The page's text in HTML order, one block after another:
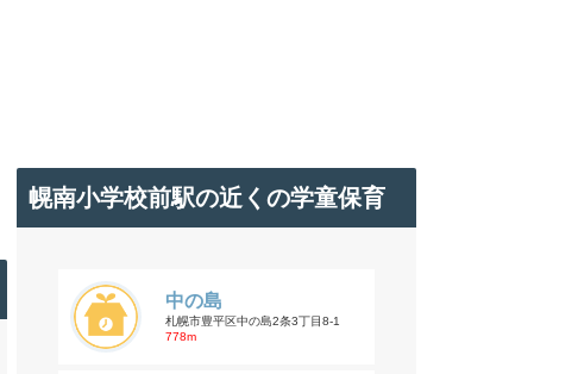
幌南小学校前駅の近くの学童保育
中の島
札幌市豊平区中の島2条3丁目8-1
778m